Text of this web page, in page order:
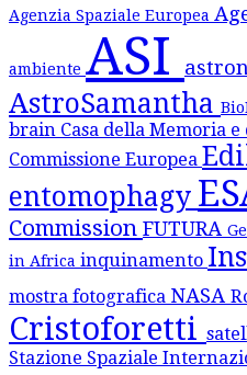
Agenzia Spaziale Europea
ambiente ASI
AstroSamantha
brain Casa della Memoria
Commissione Europea
entomophagy
Commission FUTURA
in Africa inquinamento
mostra fotografica NASA
Cristoforetti
Stazione Spaziale